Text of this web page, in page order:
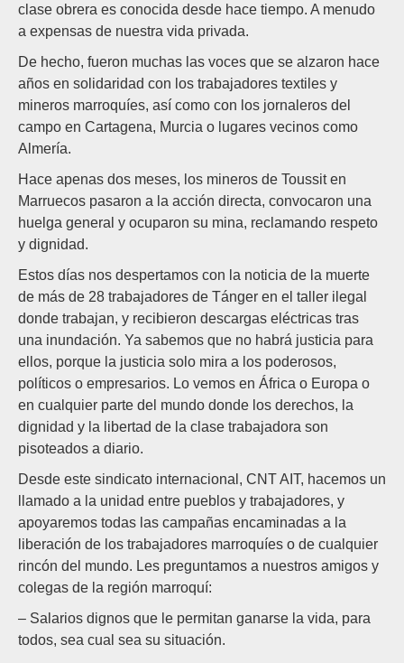
clase obrera es conocida desde hace tiempo. A menudo
a expensas de nuestra vida privada.
De hecho, fueron muchas las voces que se alzaron hace
años en solidaridad con los trabajadores textiles y
mineros marroquíes, así como con los jornaleros del
campo en Cartagena, Murcia o lugares vecinos como
Almería.
Hace apenas dos meses, los mineros de Toussit en
Marruecos pasaron a la acción directa, convocaron una
huelga general y ocuparon su mina, reclamando respeto
y dignidad.
Estos días nos despertamos con la noticia de la muerte
de más de 28 trabajadores de Tánger en el taller ilegal
donde trabajan, y recibieron descargas eléctricas tras
una inundación. Ya sabemos que no habrá justicia para
ellos, porque la justicia solo mira a los poderosos,
políticos o empresarios. Lo vemos en África o Europa o
en cualquier parte del mundo donde los derechos, la
dignidad y la libertad de la clase trabajadora son
pisoteados a diario.
Desde este sindicato internacional, CNT AIT, hacemos un
llamado a la unidad entre pueblos y trabajadores, y
apoyaremos todas las campañas encaminadas a la
liberación de los trabajadores marroquíes o de cualquier
rincón del mundo. Les preguntamos a nuestros amigos y
colegas de la región marroquí:
– Salarios dignos que le permitan ganarse la vida, para
todos, sea cual sea su situación.